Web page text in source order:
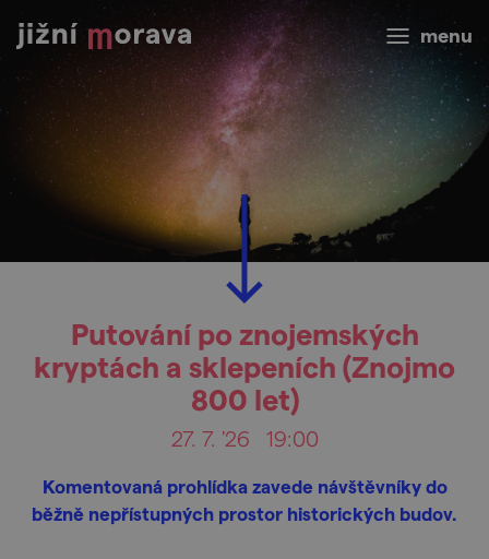
menu
Putování po znojemských
kryptách a sklepeních (Znojmo
800 let)
27. 7. '26 19:00
Komentovaná prohlídka zavede návštěvníky do
běžně nepřístupných prostor historických budov.